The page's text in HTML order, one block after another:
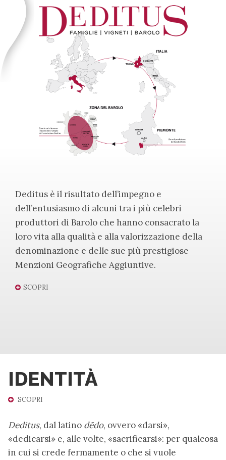
Deditus è il risultato dell’impegno e
dell’entusiasmo di alcuni tra i più celebri
produttori di Barolo che hanno consacrato la
loro vita alla qualità e alla valorizzazione della
denominazione e delle sue più prestigiose
Menzioni Geografiche Aggiuntive.
SCOPRI
IDENTITÀ
SCOPRI
Deditus, dal latino dēdo, ovvero «darsi»,
«dedicarsi» e, alle volte, «sacrificarsi»: per qualcosa
in cui si crede fermamente o che si vuole